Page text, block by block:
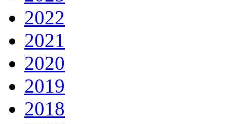
2022
2021
2020
2019
2018